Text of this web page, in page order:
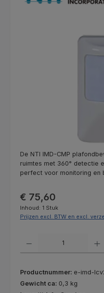
Afbeeldingengalerij
De NTI IMD-CMP
ruimtes met 360° detectie
perfect voor monitoring en
Normale prijs:
€ 75,60
Inhoud: 1 Stuk
Prijzen excl. BTW en excl.
Productnummer: e-imd-
Gewicht ca: 0,3 kg